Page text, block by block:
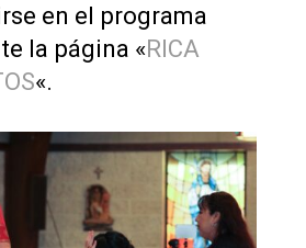
en el programa
la página «RICA
«.